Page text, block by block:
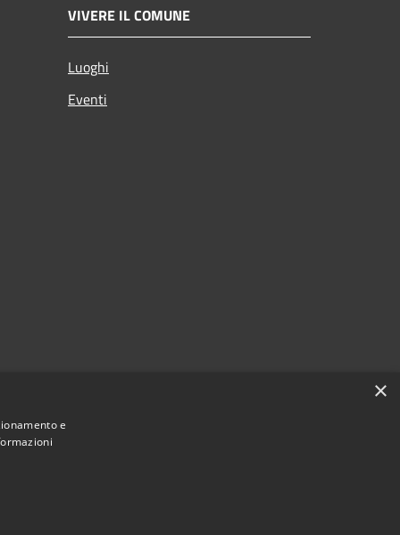
VIVERE IL COMUNE
Luoghi
Eventi
×
e